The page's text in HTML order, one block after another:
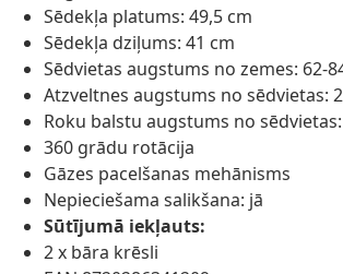
Sēdekļa platums: 49,5 cm
Sēdekļa dziļums: 41 cm
Sēdvietas augstums no zemes: 62-
Atzveltnes augstums no sēdvietas:
Roku balstu augstums no
360 grādu rotācija
Gāzes pacelšanas mehānisms
Nepieciešama salikšana: jā
Sūtījumā iekļauts:
2 x bāra krēsli